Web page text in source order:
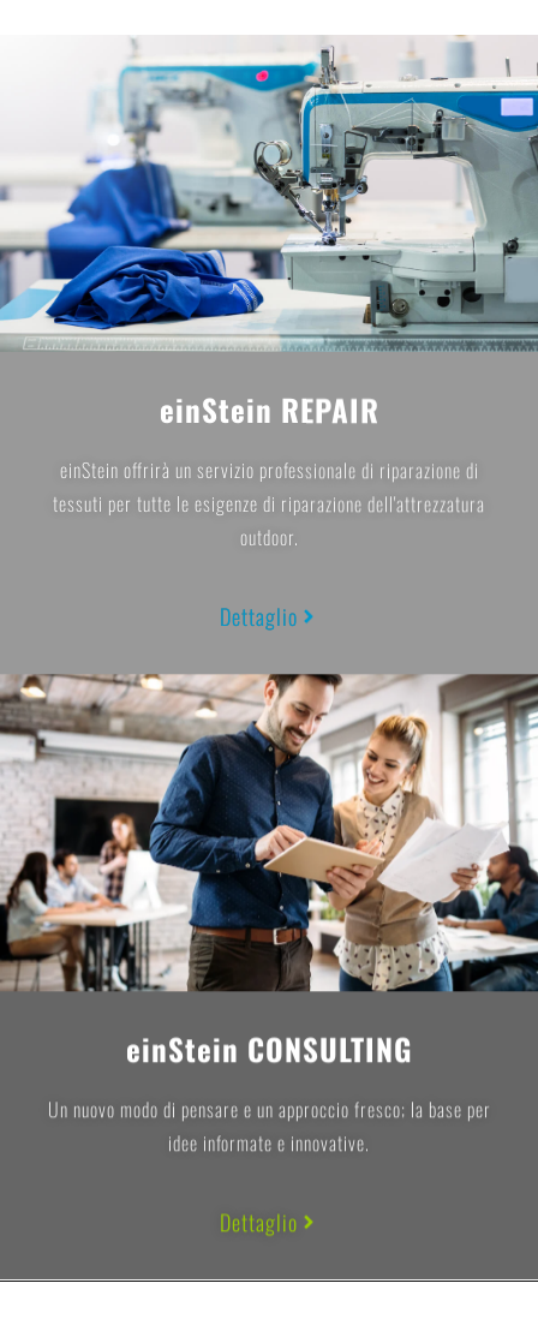
einStein REPAIR
einStein offrirà un servizio professionale di riparazione di
tessuti per tutte le esigenze di riparazione dell'attrezzatura
outdoor.
Dettaglio
einStein CONSULTING
Un nuovo modo di pensare e un approccio fresco; la base per
idee informate e innovative.
Dettaglio